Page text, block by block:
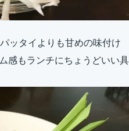
ッタイよりも甘めの味付け
感もランチにちょうどいい具